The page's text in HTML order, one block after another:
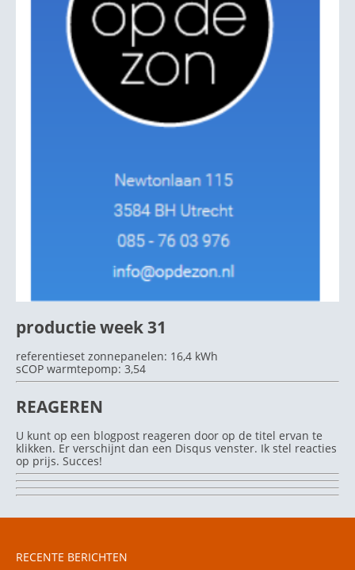
productie week 31
referentieset zonnepanelen: 16,4 kWh
sCOP warmtepomp: 3,54
REAGEREN
U kunt op een blogpost reageren door op de titel ervan te
klikken. Er verschijnt dan een Disqus venster. Ik stel reacties
op prijs. Succes!
RECENTE BERICHTEN